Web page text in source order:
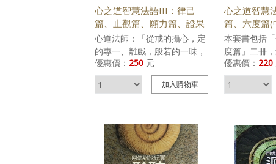
會，便稱為燄口法會。 經書、
善書屬於助印項目，故不開立
發票，可提供收據以資證明。
>> 購買《燄口》電子書
內、外壇，
壇即是最大的
發大悲心，
主要禮拜《
懺者能從懺
因果，而超
主，並萌生
當我們在水
靈即會變得
心之道智慧法語III：律己
篇、止觀篇、願力篇、證果
篇(中英對照)
心道法師：「從戒的攝心，定
的專一、離戲，般若的一味，
到最後無修無證的佛果，這個
過程讓大家能夠從『四期教
育』﹝阿含期、般若期、法華
優惠價： 250 元
加入購物車
心之道智慧
篇、六度篇(
本套書包括
度篇」二冊
年來以「一心
活原則為主
釋「生活即
實修行。 六
「一心」涅
地球、愛和
優惠價： 220